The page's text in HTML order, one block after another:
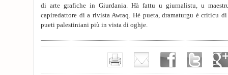
di arte grafiche in Giurdania. Hà fattu u giurnalistu, u
capiredattore di a rivista Awraq. Hè pueta, dramaturgu è criticu
pueti palestiniani più in vista di oghje.